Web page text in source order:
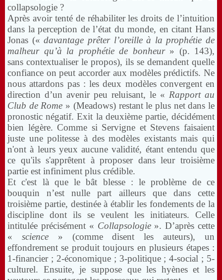
collapsologie ?
Après avoir tenté de réhabiliter les droits de l’intuition
dans la perception de l’état du monde, en citant Hans
Jonas («davantage prêter l’oreille à la prophétie de
malheur qu’à la prophétie de bonheur» (p. 143),
sans contextualiser le propos), ils se demandent quelle
confiance on peut accorder aux modèles prédictifs. Ne
nous attardons pas : les deux modèles convergent en
direction d’un avenir peu reluisant, le « Rapport au
Club de Rome » (Meadows) restant le plus net dans le
pronostic négatif. Exit la deuxième partie, décidément
bien légère. Comme si Servigne et Stevens faisaient
juste une politesse à des modèles existants mais qui
n'ont à leurs yeux aucune validité, étant entendu que
ce qu'ils s'apprêtent à proposer dans leur troisième
partie est infiniment plus crédible.
Et c'est là que le bât blesse : le problème de ce
bouquin n’est nulle part ailleurs que dans cette
troisième partie, destinée à établir les fondements de la
discipline dont ils se veulent les initiateurs. Celle
intitulée précisément « Collapsologie ». D’après cette
« science » (comme disent les auteurs), un
effondrement se produit toujours en plusieurs étapes :
1-financier ; 2-économique ; 3-politique ; 4-social ; 5-
culturel. Ensuite, je suppose que les hyènes et les